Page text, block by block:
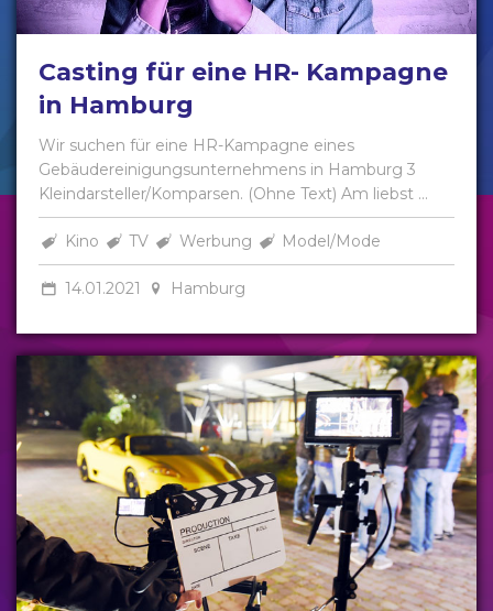
Casting für eine HR- Kampagne
in Hamburg
Wir suchen für eine HR-Kampagne eines
Gebäudereinigungsunternehmens in Hamburg 3
Kleindarsteller/Komparsen. (Ohne Text) Am liebst ...
Kino TV Werbung Model/Mode
14.01.2021 Hamburg